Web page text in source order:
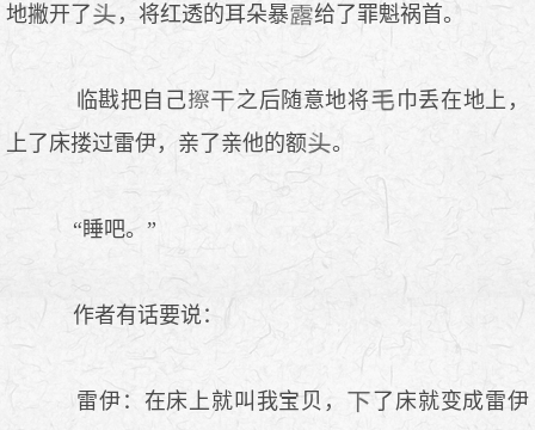
地撇开了
，将红透的耳朵暴 给了罪魁祸首。
临戡把自己 之后随意地将
巾丢在地上，
上了床搂过雷伊，亲了亲他的额
。
“睡吧。”
作者有话要说：
雷伊：在床上就叫我宝贝，
了床就变成雷伊